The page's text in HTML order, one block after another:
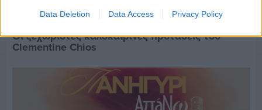
Data Deletion Data Access Privacy Policy
Οι ξεχωριστές καλοκαιρινές προτάσεις του
Clementine Chios